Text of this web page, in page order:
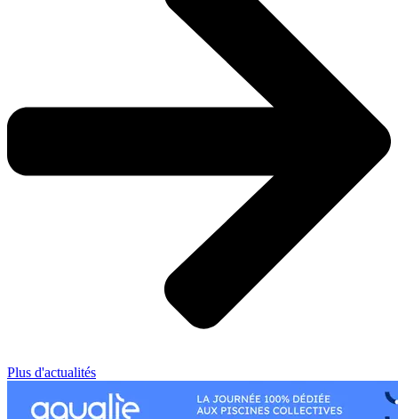
Plus d'actualités